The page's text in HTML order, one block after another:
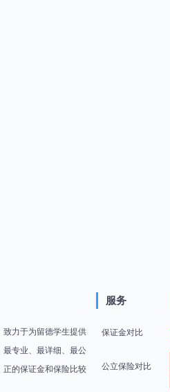
致力于为留德学生提供
最专业、最详细、最公
正的保证金和保险比较
服务
保证金对比
公立保险对比